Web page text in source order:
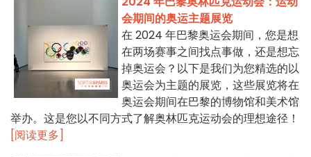
会期间的奥运主题展览
在 2024 年巴黎奥运会期间，您是想
在两场赛事之间找点事做，还是想忘
掉奥运会？以下是我们为您精选的以
奥运会为主题的展览，这些展览将在
奥运会期间在巴黎的博物馆和美术馆
举办。这是您以不同方式了解奥林匹克运动会的理想途径！
[阅读更多]